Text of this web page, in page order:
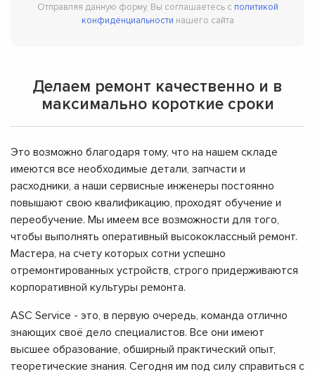
Отправляя данную форму, Вы соглашаетесь с политикой
конфиденциальности нашего сайта
Делаем ремонт качественно и в
максимально короткие сроки
Это возможно благодаря тому, что на нашем складе
имеются все необходимые детали, запчасти и
расходники, а наши сервисные инженеры постоянно
повышают свою квалификацию, проходят обучение и
переобучение. Мы имеем все возможности для того,
чтобы выполнять оперативный высококлассный ремонт.
Мастера, на счету которых сотни успешно
отремонтированных устройств, строго придерживаются
корпоративной культуры ремонта.
ASC Service - это, в первую очередь, команда отлично
знающих своё дело специалистов. Все они имеют
высшее образование, обширный практический опыт,
теоретические знания. Сегодня им под силу справиться с